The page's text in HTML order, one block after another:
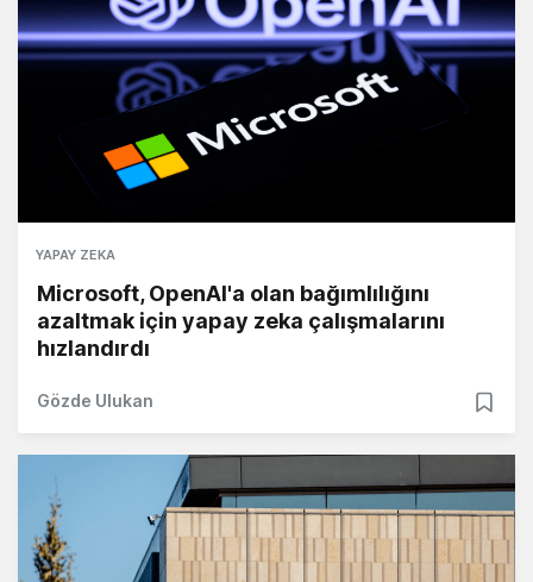
YAPAY ZEKA
Microsoft, OpenAI'a olan bağımlılığını
azaltmak için yapay zeka çalışmalarını
hızlandırdı
Gözde Ulukan